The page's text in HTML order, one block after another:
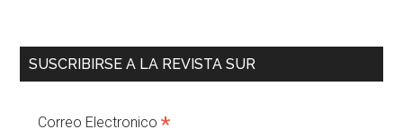
SUSCRIBIRSE A LA REVISTA SUR
Correo Electronico*